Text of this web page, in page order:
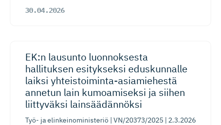
30.04.2026
EK:n lausunto luonnoksesta
hallituksen esitykseksi eduskunnalle
laiksi yhteistoi­min­ta-asia­miehestä
annetun lain kumoamiseksi ja siihen
liittyväksi lainsäädännöksi
Työ- ja elinkeinoministeriö | VN/20373/2025 | 2.3.2026